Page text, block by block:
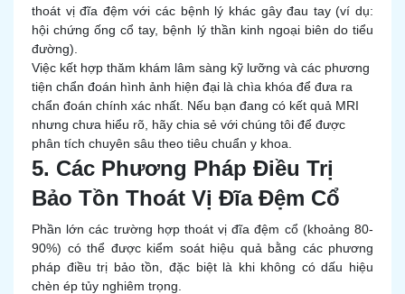
thoát vị đĩa đệm với các bệnh lý khác gây đau tay (ví dụ:
hội chứng ống cổ tay, bệnh lý thần kinh ngoại biên do tiểu
đường).
Việc kết hợp thăm khám lâm sàng kỹ lưỡng và các phương
tiện chẩn đoán hình ảnh hiện đại là chìa khóa để đưa ra
chẩn đoán chính xác nhất. Nếu bạn đang có kết quả MRI
nhưng chưa hiểu rõ, hãy chia sẻ với chúng tôi để được
phân tích chuyên sâu theo tiêu chuẩn y khoa.
5. Các Phương Pháp Điều Trị
Bảo Tồn Thoát Vị Đĩa Đệm Cổ
Phần lớn các trường hợp thoát vị đĩa đệm cổ (khoảng 80-
90%) có thể được kiểm soát hiệu quả bằng các phương
pháp điều trị bảo tồn, đặc biệt là khi không có dấu hiệu
chèn ép tủy nghiêm trọng.